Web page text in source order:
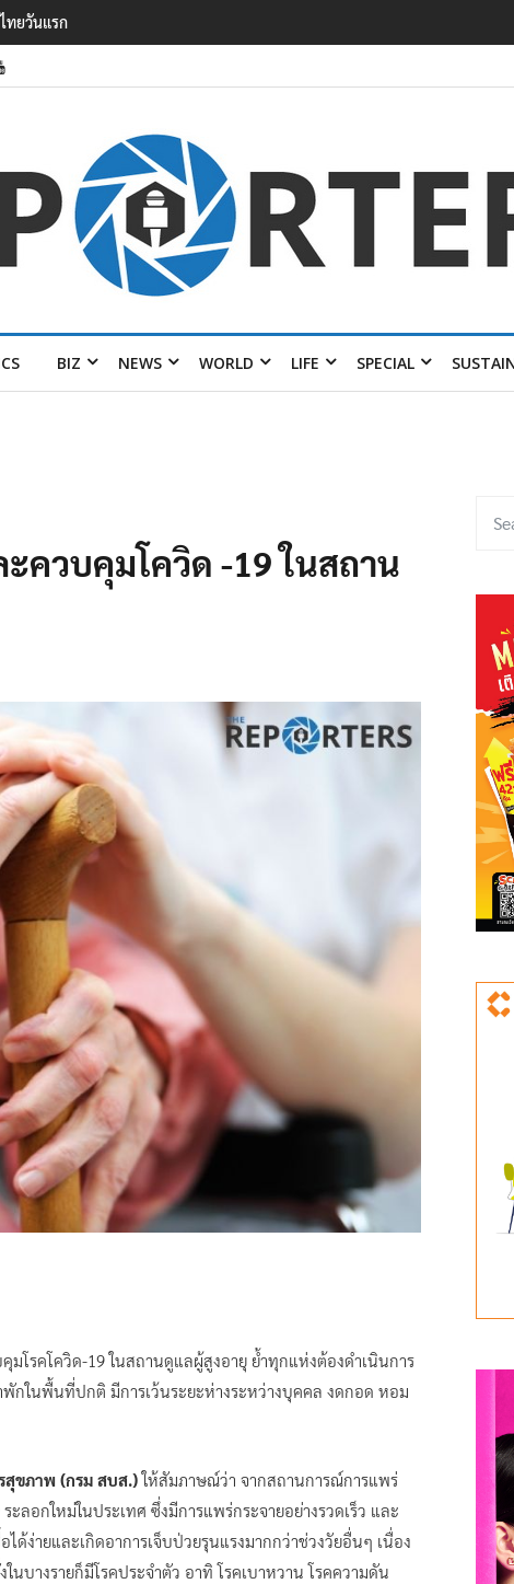
ายได้ 2.3 หมื่นล้านยูโร คว้าไลเซนส์ ‘กุชชี่’ 50 ปี พร้อมส่ง 4 แบรนด์ใหม่บุกตลาดไท
BIZ NEWS WORLD LIFE SPECIAL
ควบคุมโควิด -19 ในสถาน
โรคโควิด-19 ในสถานดูแลผู้สูงอายุ ย้ำทุกแห่งต้องดำเนินการ
กในพื้นที่ปกติ มีการเว้นระยะห่างระหว่างบุคคล งดกอด หอม
สุขภาพ (กรม สบส.)ให้สัมภาษณ์ว่า จากสถานการณ์การแพร่
ะลอกใหม่ในประเทศ ซึ่งมีการแพร่กระจายอย่างรวดเร็ว และ
ง่ายและเกิดอาการเจ็บป่วยรุนแรงมากกว่าช่วงวัยอื่นๆ เนื่อง
บางรายก็มีโรคประจำตัว อาทิ โรคเบาหวาน โรคความดัน